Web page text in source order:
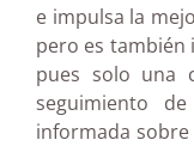
e impulsa la
pero es también
pues solo una
seguimiento
informada